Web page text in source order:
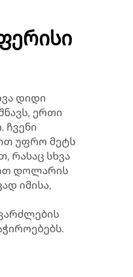
დიდი
ერთი
ჩვენი
უფრო მეტს
რასაც სხვა
დოლარის
იმისა,